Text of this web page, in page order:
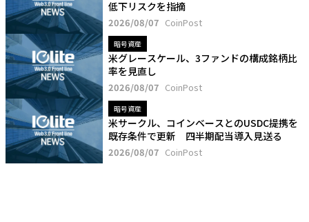
低下リスクを指摘
2026/08/07 CoinPost
暗号資産
米グレースケール、3ファンドの構成銘柄比
率を見直し
2026/08/07 CoinPost
暗号資産
米サークル、コインベースとのUSDC提携を
既存条件で更新 四半期配当導入見送る
2026/08/07 CoinPost